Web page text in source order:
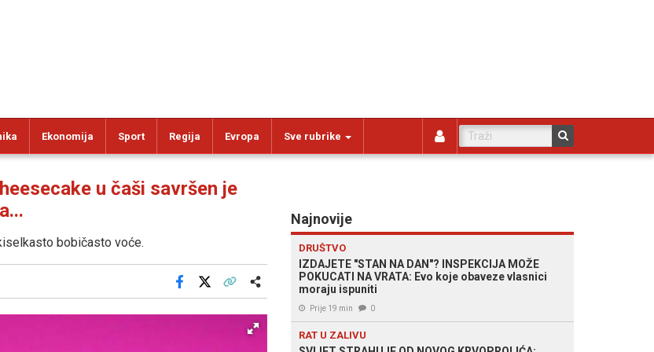
Ekonomija Sport Regija Evropa Sve rubrike
u čaši savršen je
bobičasto voće.
Facebook
Najnovije
DRUŠTVO
IZDAJETE "STAN NA DAN"? INSPEKCIJA MOŽE
POKUCATI NA VRATA: Evo koje obaveze vlasnici
moraju ispuniti
Prije 19 min 0
RAT U ZALIVU